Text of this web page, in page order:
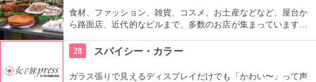
食材、ファッション、雑貨、コスメ、お土産などなど、屋台か
ら路面店、近代的なビルまで、多数のお店が集まっています。
地は常に買い物客であふれかえり、賑やかな空間が溢れます。
28 スパイシー・カラー
ガラス張りで見えるディスプレイだけでも「かわい〜」って声